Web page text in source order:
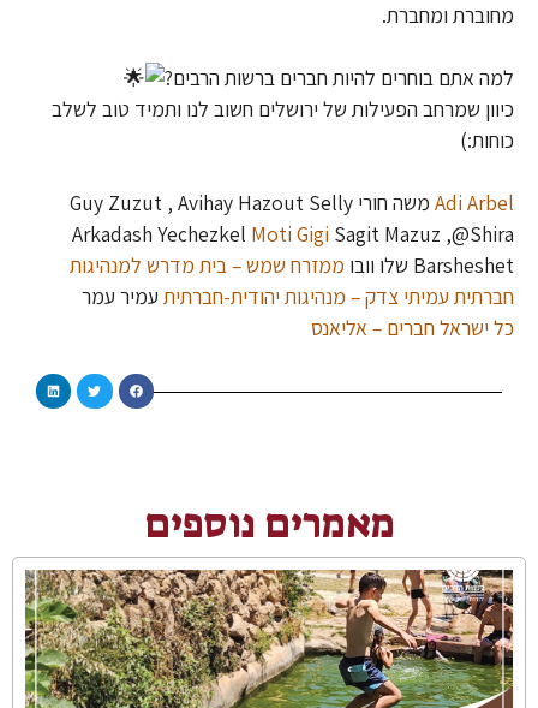
מחוברת ומחברת.
למה אתם בוחרים להיות חברים ברשות הרבים?
כיוון שמרחב הפעילות של ירושלים חשוב לנו ותמיד טוב לשלב
כוחות:)
Adi Arbel
משה חורי Guy Zuzut , Avihay Hazout Selly
Arkadash Yechezkel Moti Gigi Sagit Mazuz ,@Shira
Barsheshet שלו וובו
ממזרח שמש – בית מדרש למנהיגות
חברתית עמיתי צדק – מנהיגות יהודית-חברתית עמיר עמר
כל ישראל חברים – אליאנס
מאמרים נוספים